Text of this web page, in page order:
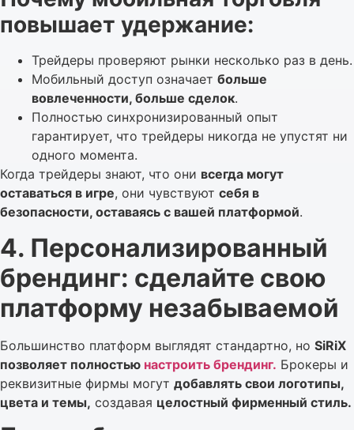
повышает удержание:
Трейдеры проверяют рынки несколько раз в день.
Мобильный доступ означает больше
вовлеченности, больше сделок.
Полностью синхронизированный опыт
гарантирует, что трейдеры никогда не упустят ни
одного момента.
Когда трейдеры знают, что они всегда могут
оставаться в игре, они чувствуют себя в
безопасности, оставаясь с вашей платформой.
4. Персонализированный
брендинг: сделайте свою
платформу незабываемой
Большинство платформ выглядят стандартно, но SiRiX
позволяет полностью настроить брендинг. Брокеры и
реквизитные фирмы могут добавлять свои логотипы,
цвета и темы, создавая целостный фирменный стиль.